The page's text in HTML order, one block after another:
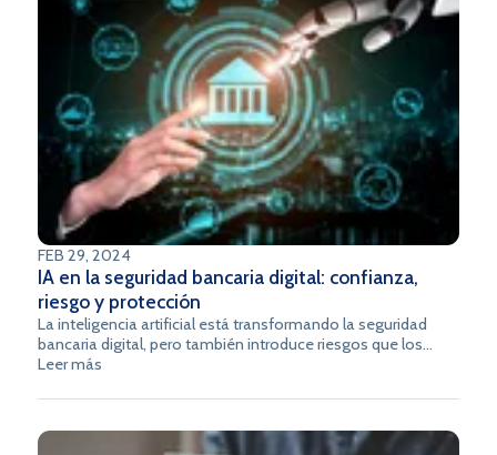
FEB 29, 2024
IA en la seguridad bancaria digital: confianza,
riesgo y protección
La inteligencia artificial está transformando la seguridad
bancaria digital, pero también introduce riesgos que los
equipos de tecnología y cumplimiento deben gestionar
los modelos de confianza vigentes en Latam y una hoja de
protección de los datos de tus clientes.
Leer más